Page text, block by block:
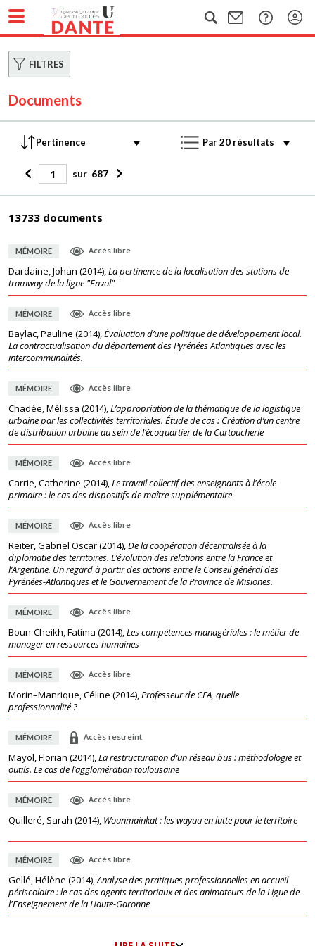
FILTRES
Documents
sur 687
13733 documents
MÉMOIRE Accès libre
Dardaine, Johan (2014),La pertinence de la localisation des stations de
tramway de la ligne "Envol"
MÉMOIRE Accès libre
Baylac, Pauline (2014),Évaluation d’une politique de développement local.
La contractualisation du département des Pyrénées Atlantiques avec les
intercommunalités.
MÉMOIRE Accès libre
Chadée, Mélissa (2014),L’appropriation de la thématique de la logistique
urbaine par les collectivités territoriales. Étude de cas : Création d’un centre
de distribution urbaine au sein de l’écoquartier de la Cartoucherie
MÉMOIRE Accès libre
Carrie, Catherine (2014),Le travail collectif des enseignants à l'école
primaire : le cas des dispositifs de maître supplémentaire
MÉMOIRE Accès libre
Reiter, Gabriel Oscar(2014),De la coopération décentralisée à la
diplomatie des territoires. L’évolution des relations entre la France et
l’Argentine. Un regard à partir des actions entre le Conseil général des
Pyrénées-Atlantiques et le Gouvernement de la Province de Misiones.
MÉMOIRE Accès libre
Boun-Cheikh, Fatima (2014),Les compétences managériales : le métier de
manager en ressources humaines
MÉMOIRE Accès libre
Morin–Manrique, Céline (2014),Professeur de CFA, quelle
professionnalité ?
MÉMOIRE Accès restreint
Mayol, Florian (2014),La restructuration d’un réseau bus : méthodologie et
outils. Le cas de l’agglomération toulousaine
MÉMOIRE Accès libre
Quilleré, Sarah (2014), Wounmainkat : les wayuu en lutte pour le territoire
MÉMOIRE Accès libre
Gellé, Hélène (2014),Analyse des pratiques professionnelles en accueil
périscolaire : le cas des agents territoriaux et des animateurs de la Ligue de
l'Enseignement de la Haute-Garonne